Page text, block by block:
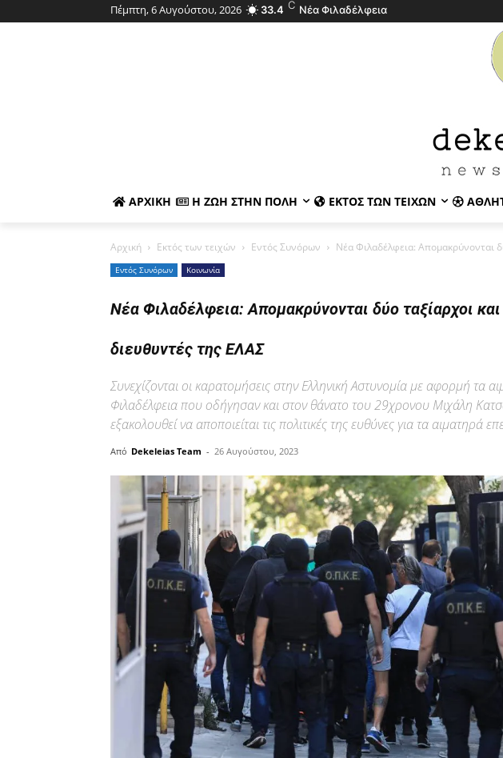
Πέμπτη, 6 Αυγούστου, 2026 33.4 C Νέα Φιλαδέλφεια
ΑΡΧΙΚΉ Η ΖΩΉ ΣΤΗΝ ΠΌΛΗ ΕΚΤΌΣ ΤΩΝ ΤΕΙΧΏΝ
Αρχική Εκτός των τειχών Εντός Συνόρων Νέα Φιλαδέλφεια: Απομακρύνονται
Εντός Συνόρων Κοινωνία
Νέα Φιλαδέλφεια: Απομακρύνονται δύο ταξίαρχοι και
διευθυντές της ΕΛΑΣ
Συνεχίζονται οι καρατομήσεις στην Ελληνική Αστυνομία με αφορμή τα
Φιλαδέλφεια που οδήγησαν και στον θάνατο του 29χρονου Μιχάλη
εξακολουθεί να αποποιείται τις πολιτικές της ευθύνες για τα αιματηρά
Από Dekeleias Team - 26 Αυγούστου, 2023